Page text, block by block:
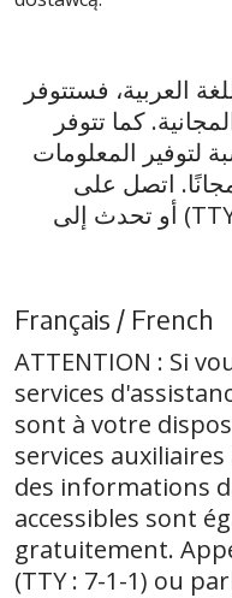
العربية، فستتوفر
كما تتوفر
لتوفير المعلومات
اتصل على
الرقم 15185251550 (TTY: 7-1-1) أو تحدث إلى
Français / French
ATTENTION : Si
services
sont à votre
services
des informations
accessibles sont
gratuitement.
(TTY : 7-1-1) ou